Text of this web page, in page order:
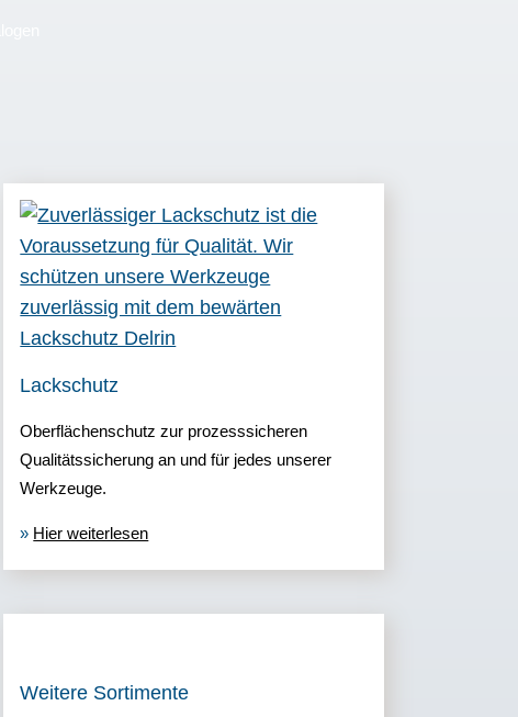
Lackschutz
Oberflächenschutz zur prozesssicheren
Qualitätssicherung an und für jedes unserer
Werkzeuge.
» Hier weiterlesen
Weitere Sortimente